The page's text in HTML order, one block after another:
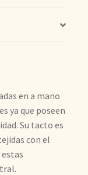
en a mano
ya que poseen
Su tacto es
con el
estas